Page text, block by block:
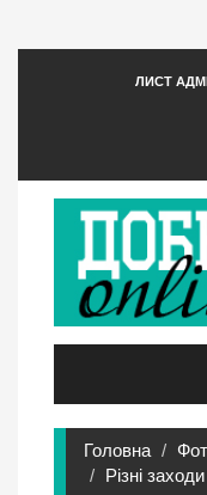
ЛИСТ
Головна
Різні заходи